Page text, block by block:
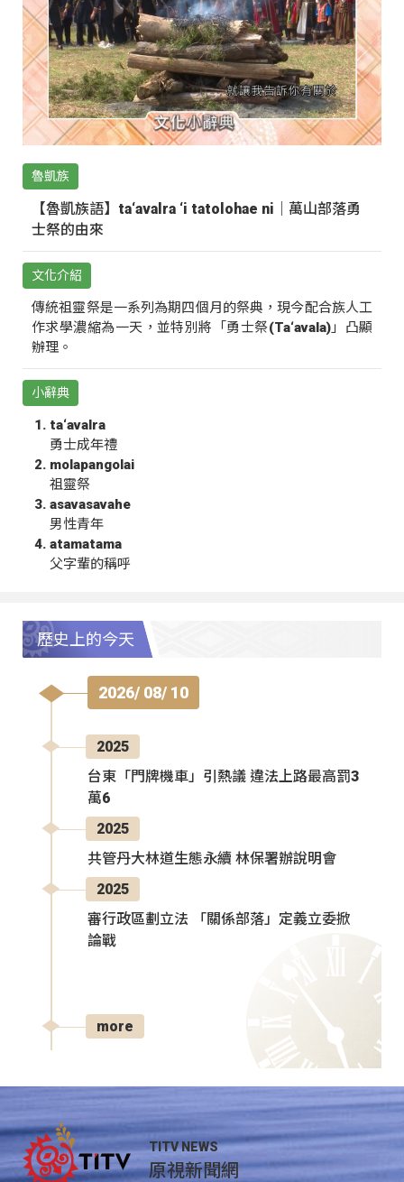
魯凱族
【魯凱族語】ta‘avalra ‘i tatolohae ni｜萬山部落勇
士祭的由來
文化介紹
傳統祖靈祭是一系列為期四個月的祭典，現今配合族人工
作求學濃縮為一天，並特別將「勇士祭(Ta‘avala)」凸顯
辦理。
小辭典
ta‘avalra
勇士成年禮
molapangolai
祖靈祭
asavasavahe
男性青年
atamatama
父字輩的稱呼
歷史上的今天
2026/ 08/ 10
2025
台東「門牌機車」引熱議 違法上路最高罰3
萬6
2025
共管丹大林道生態永續 林保署辦說明會
2025
審行政區劃立法 「關係部落」定義立委掀
論戰
more
TITV NEWS
原視新聞網